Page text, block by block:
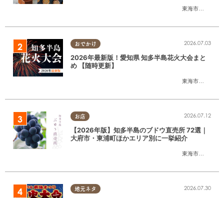
東海市
,大府市
おでかけ
東海市
,大府市
2026.07.03
2026年最新版！愛知県 知多半島花火大会まと
め 【随時更新】
お店
東海市
,大府市
2026.07.12
【2026年版】知多半島のブドウ直売所 72選｜
大府市・東浦町ほかエリア別に一挙紹介
地元ネタ 2026.07.30